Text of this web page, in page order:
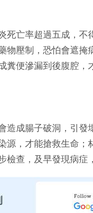
死亡率超過五成，不
物壓制，恐怕會遮掩
糞便滲漏到後腹腔，
造成腸子破洞，引發
源，才能搶救生命；
查，及早發現病症